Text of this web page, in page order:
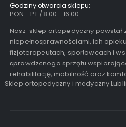
Godziny otwarcia sklepu:
PON - PT / 8:00 - 16:00
Nasz sklep ortopedyczny powstał
niepełnosprawnościami, ich
fizjoterapeutach, sportowcach i
sprawdzonego sprzętu
rehabilitację, mobilność oraz
Sklep ortopedyczny i medyczny